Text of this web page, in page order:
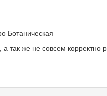
Ботаническая
же не совсем корректно